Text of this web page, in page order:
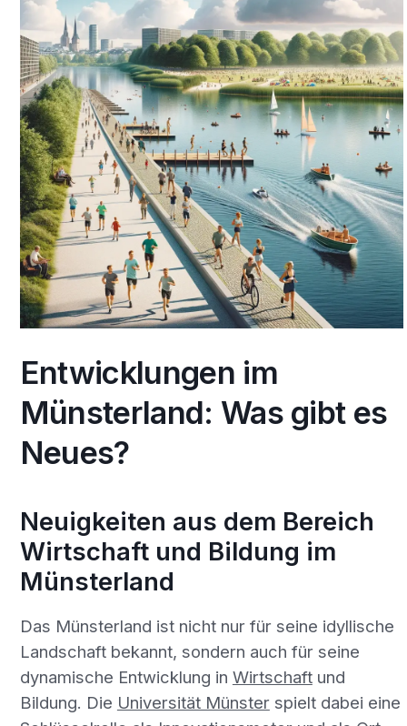
Entwicklungen im
Münsterland: Was gibt es
Neues?
Neuigkeiten aus dem Bereich
Wirtschaft und Bildung im
Münsterland
Das Münsterland ist nicht nur für seine idyllische
Landschaft bekannt, sondern auch für seine
dynamische Entwicklung in Wirtschaftund
Bildung. Die Universität Münsterspielt dabei eine